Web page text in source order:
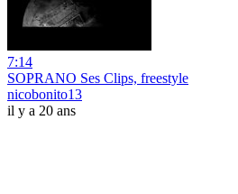
7:14
SOPRANO Ses Clips, freestyle
nicobonito13
il y a 20 ans